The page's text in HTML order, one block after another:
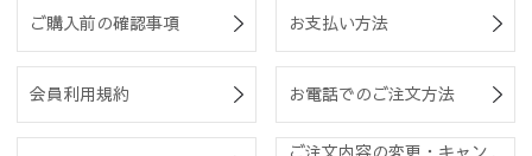
ご購入前の確認事項 お支払い方法
会員利用規約 お電話でのご注文方法